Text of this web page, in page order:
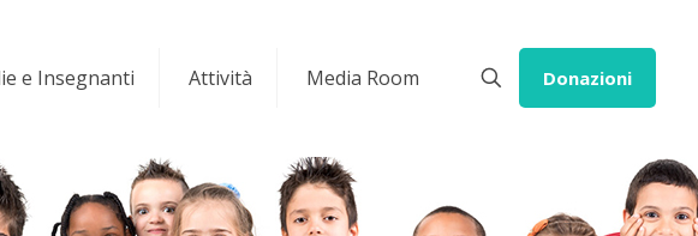
e Insegnanti Attività Media Room Donazioni